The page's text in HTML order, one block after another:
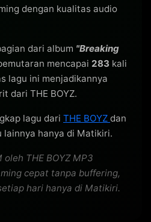
dengan kualitas audio
dari album "Breaking
mencapai 283 kali
lagu ini menjadikannya
dari THE BOYZ.
lagu dari THE BOYZ dan
hanya di Matikiri.
THE BOYZ MP3
cepat tanpa buffering,
hari hanya di Matikiri.